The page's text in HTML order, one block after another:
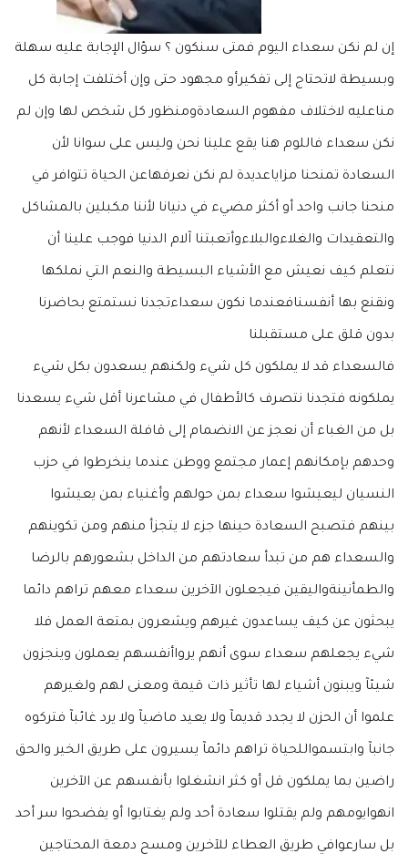
إن لم نكن سعداء اليوم فمتى سنكون ؟ سؤال الإجابة عليه سهلة
وبسيطة لاتحتاج إلى تفكيرأو مجهود حتى وإن أختلفت إجابة كل
مناعليه لاختلاف مفهوم السعادةومنظور كل شخص لها وإن لم
نكن سعداء فاللوم هنا يقع علينا نحن وليس على سوانا لأن
السعادة تمنحنا مزاياعديدة لم نكن نعرفهاعن الحياة تتوافر في
منحنا جانب واحد أو أكثر مضيء في دنيانا لأننا مكبلين بالمشاكل
والتعقيدات والغلاءوالبلاءوأتعبتنا آلام الدنيا فوجب علينا أن
نتعلم كيف نعيش مع الأشياء البسيطة والنعم التي نملكها
ونقنع بها أنفسنافعندما نكون سعداءتجدنا نستمتع بحاضرنا
بدون قلق على مستقبلنا
فالسعداء قد لا يملكون كل شيء ولكنهم يسعدون بكل شيء
يملكونه فتجدنا نتصرف كالأطفال في مشاعرنا أقل شيء يسعدنا
بل من الغباء أن نعجز عن الانضمام إلى قافلة السعداء لأنهم
وحدهم بإمكانهم إعمار مجتمع ووطن عندما ينخرطوا في حزب
النسيان ليعيشوا سعداء بمن حولهم وأغنياء بمن يعيشوا
بينهم فتصبح السعادة حينها جزء لا يتجزأ منهم ومن تكوينهم
والسعداء هم من تبدأ سعادتهم من الداخل بشعورهم بالرضا
والطمأنينةواليقين فيجعلون الآخرين سعداء معهم تراهم دائما
يبحثون عن كيف يساعدون غيرهم ويشعرون بمتعة العمل فلا
شيء يجعلهم سعداء سوى أنهم يرواأنفسهم يعملون وينجزون
شيئآ ويبنون أشياء لها تأثير ذات قيمة ومعنى لهم ولغيرهم
علموا أن الحزن لا يجدد قديمآ ولا يعيد ماضيآ ولا يرد غائبآ فتركوه
جانبآ وابتسمواللحياة تراهم دائمآ يسيرون على طريق الخير والحق
راضين بما يملكون قل أو كثر انشغلوا بأنفسهم عن الآخرين
انهوايومهم ولم يقتلوا سعادة أحد ولم يغتابوا أو يفضحوا سر أحد
بل سارعوافي طريق العطاء للآخرين ومسح دمعة المحتاجين